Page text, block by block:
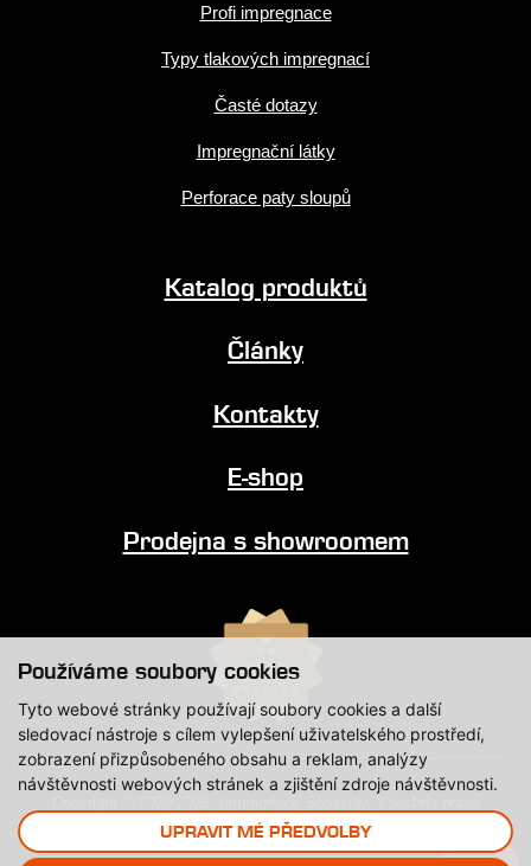
Používáme soubory cookies
Tyto webové stránky používají soubory cookies a další
sledovací nástroje s cílem vylepšení uživatelského prostředí,
zobrazení přizpůsobeného obsahu a reklam, analýzy
návštěvnosti webových stránek a zjištění zdroje návštěvnosti.
UPRAVIT MÉ PŘEDVOLBY
Profi impregnace
Typy tlakových impregnací
Časté dotazy
Impregnační látky
Perforace paty sloupů
Katalog produktů
Články
Kontakty
E-shop
Prodejna s showroomem
vyhrazena.